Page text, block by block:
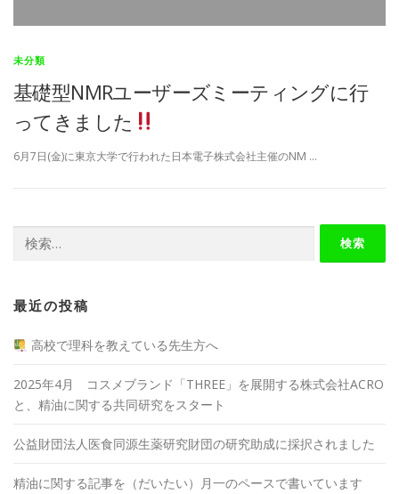
未分類
基礎型NMRユーザーズミーティングに行
ってきました
6月7日(金)に東京大学で行われた日本電子株式会社主催のNM …
索:
最近の投稿
高校で理科を教えている先生方へ
2025年4月 コスメブランド「THREE」を展開する株式会社ACRO
と、精油に関する共同研究をスタート
公益財団法人医食同源生薬研究財団の研究助成に採択されました
精油に関する記事を（だいたい）月一のペースで書いています